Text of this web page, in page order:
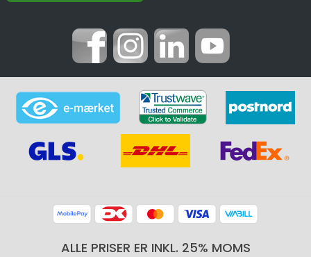
ALLE PRISER ER INKL. 25% MOMS